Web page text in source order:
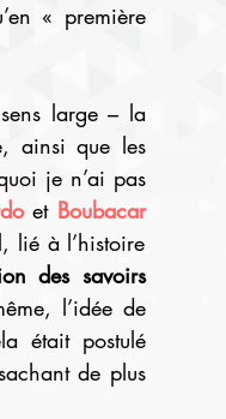
« première
large – la
ainsi que les
je n’ai pas
et Boubacar
lié à l’histoire
des savoirs
l’idée de
était postulé
de plus